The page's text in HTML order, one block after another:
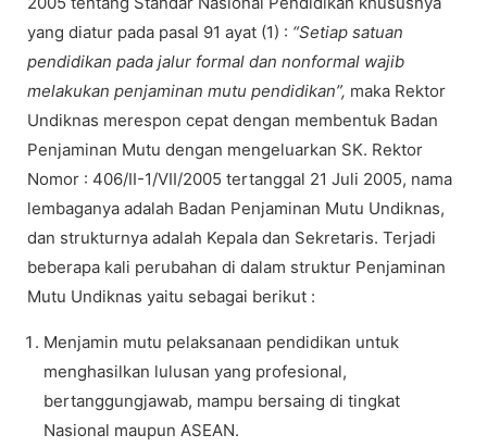
yang diatur pada pasal 91 ayat (1) : “Setiap satuan
pendidikan pada jalur formal dan nonformal wajib
melakukan penjaminan mutu pendidikan”, maka Rektor
Undiknas merespon cepat dengan membentuk Badan
Penjaminan Mutu dengan mengeluarkan SK. Rektor
Nomor : 406/II-1/VII/2005 tertanggal 21 Juli 2005, nama
lembaganya adalah Badan Penjaminan Mutu Undiknas,
dan strukturnya adalah Kepala dan Sekretaris. Terjadi
beberapa kali perubahan di dalam struktur Penjaminan
Mutu Undiknas yaitu sebagai berikut :
Menjamin mutu pelaksanaan pendidikan untuk
menghasilkan lulusan yang profesional,
bertanggungjawab, mampu bersaing di tingkat
Nasional maupun ASEAN.